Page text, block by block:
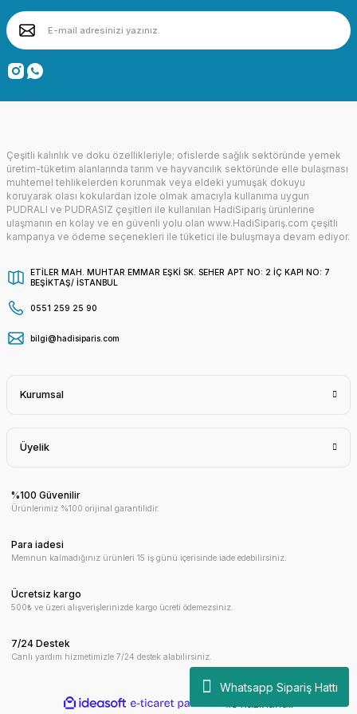
Whatsapp Sipariş Hattı
Çeşitli kalınlık ve doku özellikleriyle; ofislerde sağlık sektöründe yemek
üretim-tüketim alanlarında tarım ve hayvancılık sektöründe elle bulaşması
muhtemel tehlikelerden korunmak veya eldeki yumuşak dokuyu
koruyarak olası kokulardan izole olmak amacıyla kullanıma uygun
PUDRALI ve PUDRASIZ çeşitleri ile kullanılan HadiSipariş ürünlerine
ulaşmanın en kolay ve en güvenli yolu olan www.HadiSipariş.com çeşitli
kampanya ve ödeme seçenekleri ile tüketici ile buluşmaya devam ediyor.
ETİLER MAH. MUHTAR EMMAR EŞKİ SK. SEHER APT NO: 2 İÇ KAPI NO: 7
BEŞİKTAŞ/ İSTANBUL
0551 259 25 90
bilgi@hadisiparis.com
Kurumsal
Üyelik
%100 Güvenilir
Ürünlerimiz %100 orijinal garantilidir.
Para iadesi
Memnun kalmadığınız ürünleri 15 iş günü içerisinde iade edebilirsiniz.
Ücretsiz kargo
500₺ ve üzeri alışverişlerinizde kargo ücreti ödemezsiniz.
7/24 Destek
Canlı yardım hizmetimizle 7/24 destek alabilirsiniz.
ideasoft